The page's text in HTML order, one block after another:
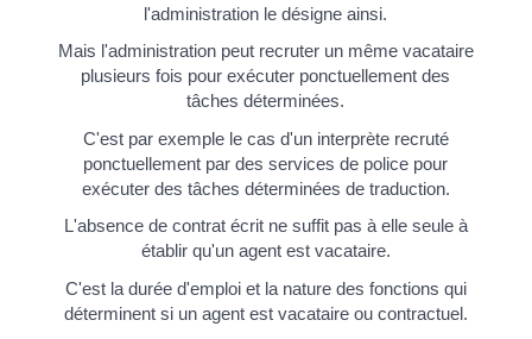
l'administration le désigne ainsi.
Mais l'administration peut recruter un même vacataire
plusieurs fois pour exécuter ponctuellement des
tâches déterminées.
C'est par exemple le cas d'un interprète recruté
ponctuellement par des services de police pour
exécuter des tâches déterminées de traduction.
L'absence de contrat écrit ne suffit pas à elle seule à
établir qu'un agent est vacataire.
C'est la durée d'emploi et la nature des fonctions qui
déterminent si un agent est vacataire ou contractuel.